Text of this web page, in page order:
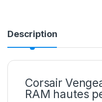
Description
Corsair
RAM hautes